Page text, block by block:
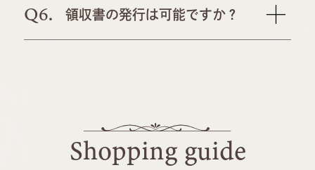
Q6. 領収書の発行は可能ですか？
Shopping guide